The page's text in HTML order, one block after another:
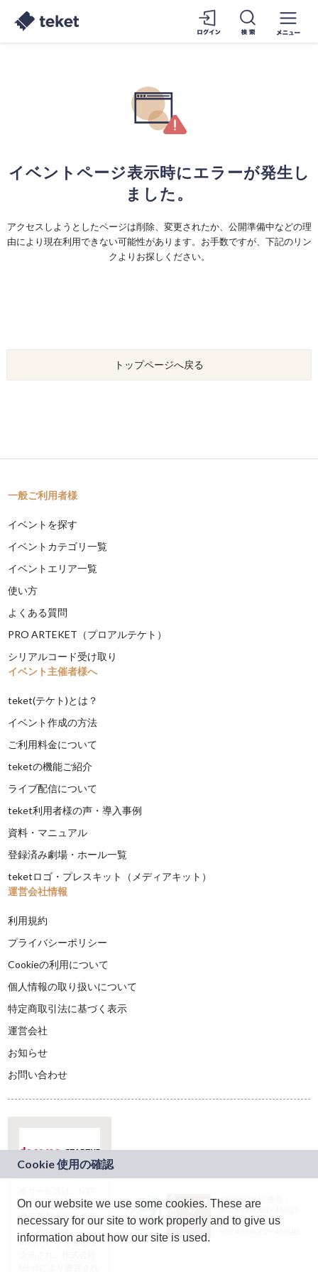
イベントページ表示時にエラーが発生し
ました。
アクセスしようとしたページは削除、変更されたか、公開準備中などの理
由により現在利用できない可能性があります。お手数ですが、下記のリン
クよりお探しください。
トップページへ戻る
一般ご利用者様
イベントを探す
イベントカテゴリ一覧
イベントエリア一覧
使い方
よくある質問
PRO ARTEKET（プロアルテケト）
シリアルコード受け取り
イベント主催者様へ
teket(テケト)とは？
イベント作成の方法
ご利用料金について
teketの機能ご紹介
ライブ配信について
teket利用者様の声・導入事例
資料・マニュアル
登録済み劇場・ホール一覧
teketロゴ・プレスキット（メディアキット）
運営会社情報
利用規約
プライバシーポリシー
Cookieの利用について
個人情報の取り扱いについて
特定商取引法に基づく表示
運営会社
お知らせ
お問い合わせ
ドコモグループの新
規事業創出プログラ
ム「docomo
STARTUP」を通じて
JASRAC許諾番号：
9024936001Y45037
JASRAC許諾番号：
On our website we use some cookies. These are
necessary for our site to work properly and to give us
information about how our site is used.